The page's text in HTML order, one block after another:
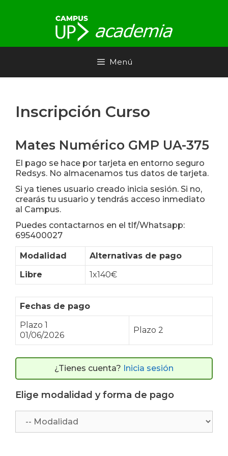
Menú
Inscripción Curso
Mates Numérico GMP UA-375
El pago se hace por tarjeta en entorno seguro
Redsys. No almacenamos tus datos de tarjeta.
Si ya tienes usuario creado inicia sesión. Si no,
crearás tu usuario y tendrás acceso inmediato
al Campus.
Puedes contactarnos en el tlf/Whatsapp:
695400027
Modalidad
Alternativas de pago
Libre
1x140€
Fechas de pago
Plazo 1
01/06/2026
Plazo 2
¿Tienes cuenta? Inicia sesión
Elige modalidad y forma de pago